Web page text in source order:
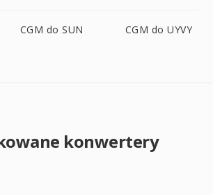
CGM do SUN CGM do UYVY
konwertery